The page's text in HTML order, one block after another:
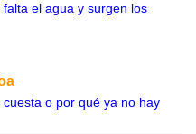
el agua y surgen los
o por qué ya no hay